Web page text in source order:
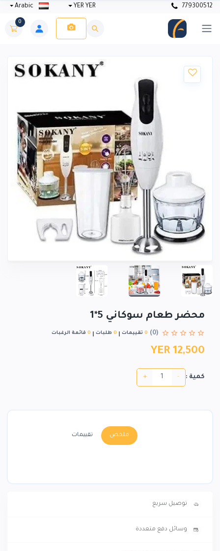
779300512
YER YER
0
محضر طعام سوكاني 5*1
(0)
0 تقييمات 0 طلبات 0 قائمة الرغبات
YER 12,500
كمية : -
+
ملخص تقييمات
توصيل سريع
وسائل دفع متعددة